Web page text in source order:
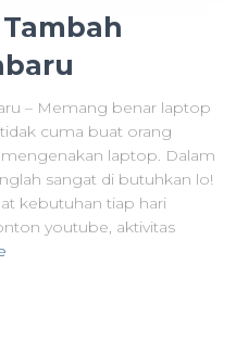
– Memang benar laptop
cuma buat orang
laptop. Dalam
sangat di butuhkan lo!
kebutuhan tiap hari
youtube, aktivitas